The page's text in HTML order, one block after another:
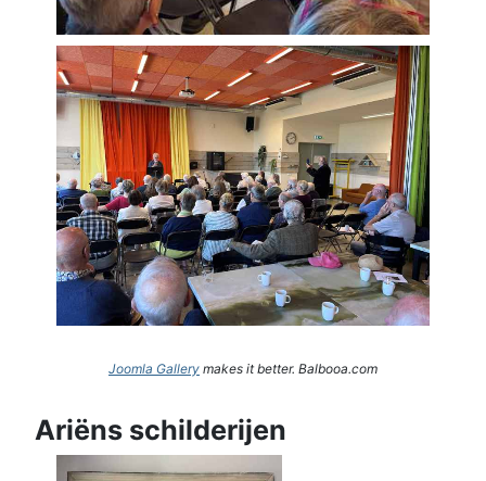
Joomla Gallery makes it better. Balbooa.com
Ariëns schilderijen